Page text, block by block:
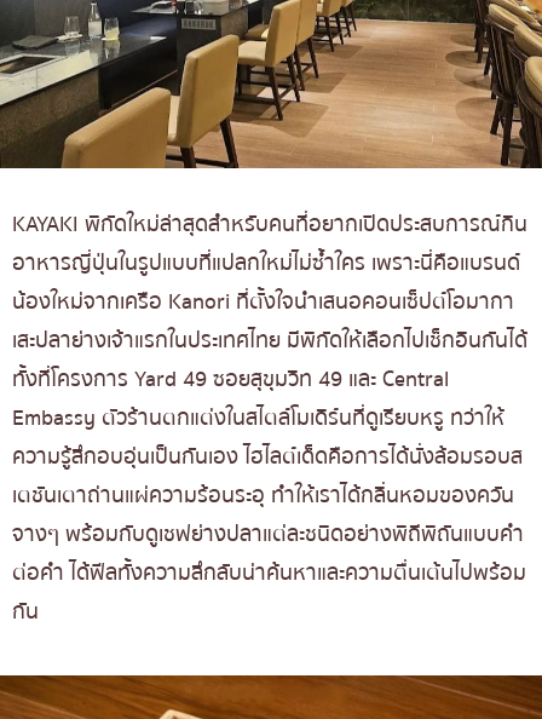
KAYAKI พิกัดใหม่ล่าสุดสำหรับคนที่อยากเปิดประสบการณ์กิน
อาหารญี่ปุ่นในรูปแบบที่แปลกใหม่ไม่ซ้ำใคร เพราะนี่คือแบรนด์
น้องใหม่จากเครือ Kanori ที่ตั้งใจนำเสนอคอนเซ็ปต์โอมากา
เสะปลาย่างเจ้าแรกในประเทศไทย มีพิกัดให้เลือกไปเช็กอินกันได้
ทั้งที่โครงการ Yard 49 ซอยสุขุมวิท 49 และ Central
Embassy ตัวร้านตกแต่งในสไตล์โมเดิร์นที่ดูเรียบหรู ทว่าให้
ความรู้สึกอบอุ่นเป็นกันเอง ไฮไลต์เด็ดคือการได้นั่งล้อมรอบส
เตชันเตาถ่านแผ่ความร้อนระอุ ทำให้เราได้กลิ่นหอมของควัน
จางๆ พร้อมกับดูเชฟย่างปลาแต่ละชนิดอย่างพิถีพิถันแบบคำ
ต่อคำ ได้ฟีลทั้งความลึกลับน่าค้นหาและความตื่นเต้นไปพร้อม
กัน